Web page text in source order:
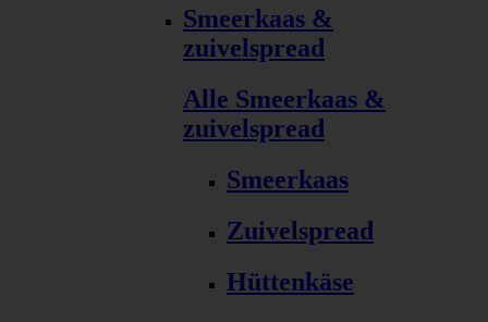
Smeerkaas &
zuivelspread
Alle Smeerkaas &
zuivelspread
Smeerkaas
Zuivelspread
Hüttenkäse